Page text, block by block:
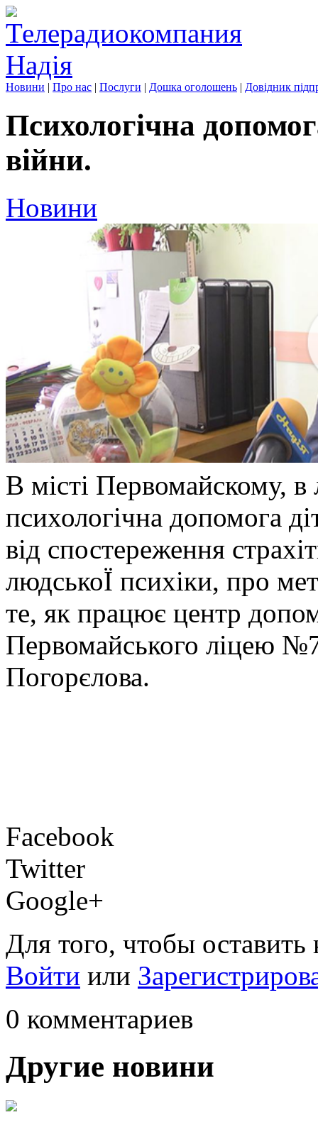
Новини | Про нас | Послуги | Дошка оголошень | Довідник
Психологічна
війни.
Новини
В місті Первомайскому, в
психологічна допомога
від спостереження
людськоЇ психіки, про
те, як працює центр
Первомайського ліцею
Погорєлова.
Facebook
Twitter
Google+
Для того, чтобы
Войти или
0 комментариев
Другие новини